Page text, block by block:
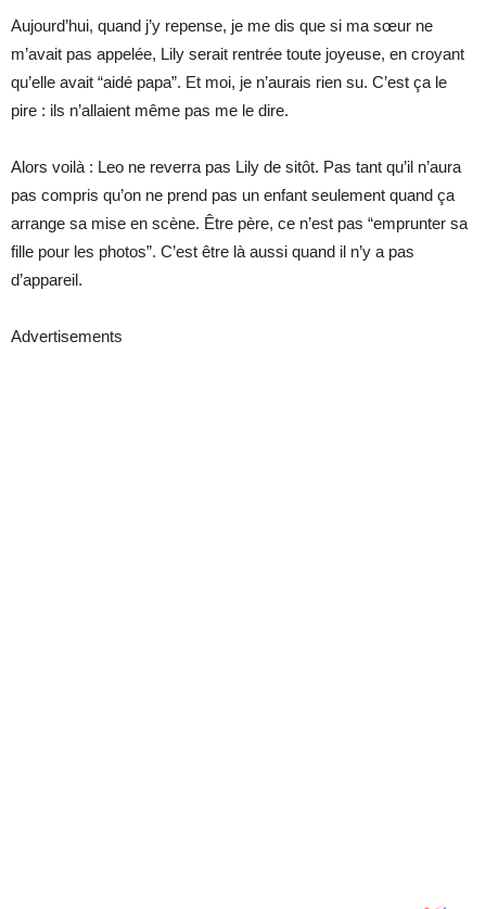
Aujourd’hui, quand j’y repense, je me dis que si ma sœur ne
m’avait pas appelée, Lily serait rentrée toute joyeuse, en croyant
qu’elle avait “aidé papa”. Et moi, je n’aurais rien su. C’est ça le
pire : ils n’allaient même pas me le dire.
Alors voilà : Leo ne reverra pas Lily de sitôt. Pas tant qu’il n’aura
pas compris qu’on ne prend pas un enfant seulement quand ça
arrange sa mise en scène. Être père, ce n’est pas “emprunter sa
fille pour les photos”. C’est être là aussi quand il n’y a pas
d’appareil.
Advertisements